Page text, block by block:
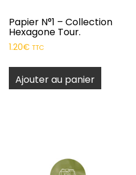
Papier N°1 – Collection
Hexagone Tour.
1.20€ TTC
Ajouter au panier